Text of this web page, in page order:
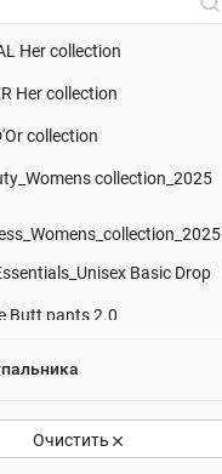
blue
Her collection
Her collection
collection
collection_2025
Basic Drop
Butt pants 2.0
Seamless_2025
Очистить